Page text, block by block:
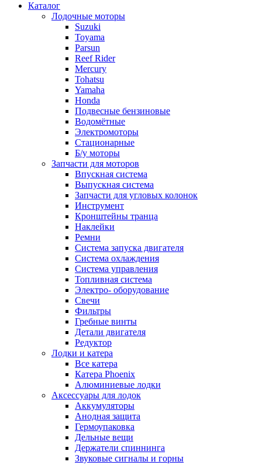
Каталог
Лодочные моторы
Suzuki
Toyama
Parsun
Reef Rider
Mercury
Tohatsu
Yamaha
Honda
Подвесные бензиновые
Водомётные
Электромоторы
Стационарные
Б/у моторы
Запчасти для моторов
Впускная система
Выпускная система
Запчасти для угловых колонок
Инструмент
Кронштейны транца
Наклейки
Ремни
Система запуска двигателя
Система охлаждения
Система управления
Топливная система
Электро- оборудование
Свечи
Фильтры
Гребные винты
Детали двигателя
Редуктор
Лодки и катера
Все катера
Катера Phoenix
Алюминиевые лодки
Аксессуары для лодок
Аккумуляторы
Анодная защита
Гермоупаковка
Дельные вещи
Держатели спиннинга
Звуковые сигналы и горны